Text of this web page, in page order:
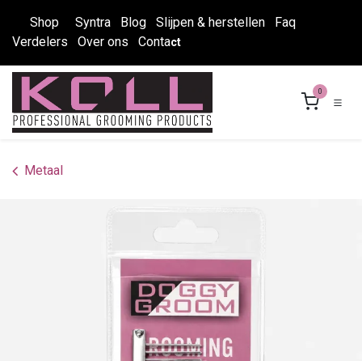
Shop Syntra Blog Slijpen & herstellen
Faq
Verdelers
Over ons Contact
0
Metaal